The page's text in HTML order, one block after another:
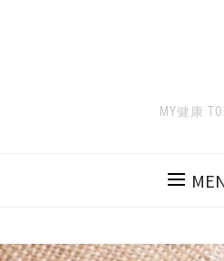
MY健康